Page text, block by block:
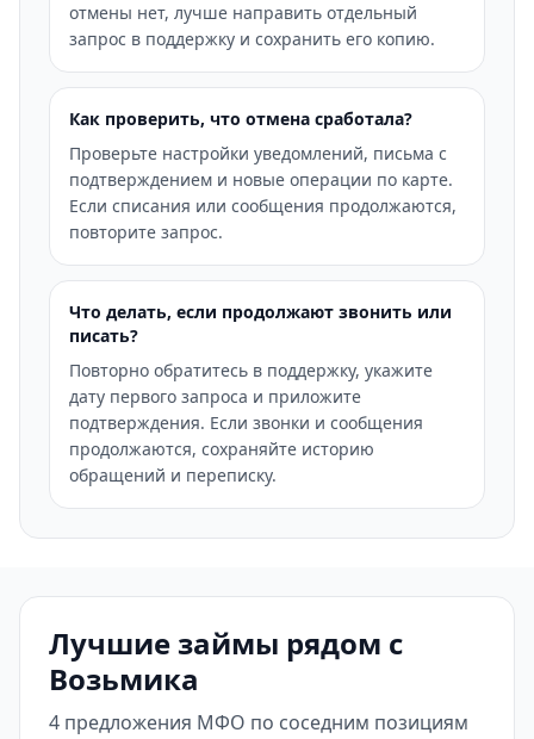
отмены нет, лучше направить отдельный
запрос в поддержку и сохранить его копию.
Как проверить, что отмена сработала?
Проверьте настройки уведомлений, письма с
подтверждением и новые операции по карте.
Если списания или сообщения продолжаются,
повторите запрос.
Что делать, если продолжают звонить или
писать?
Повторно обратитесь в поддержку, укажите
дату первого запроса и приложите
подтверждения. Если звонки и сообщения
продолжаются, сохраняйте историю
обращений и переписку.
Лучшие займы рядом с
Возьмика
4 предложения МФО по соседним позициям